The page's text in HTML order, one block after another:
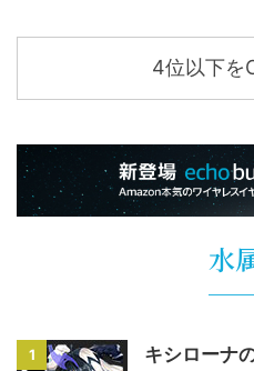
4位以下を
水
1 キシローナ